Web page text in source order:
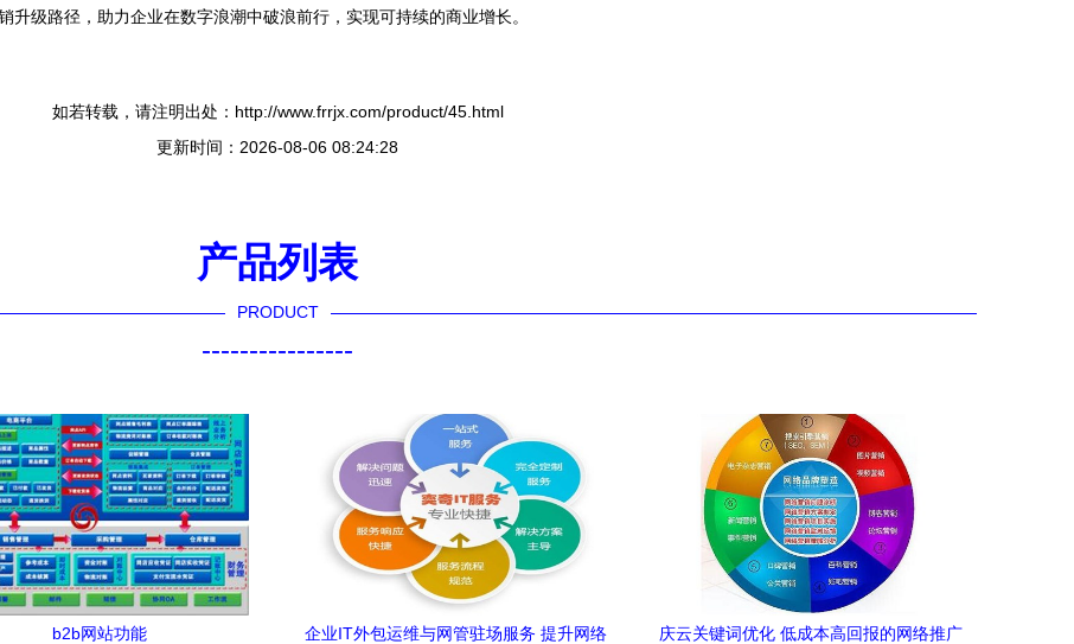
级路径，助力企业在数字浪潮中破浪前行，实现可持续的商业增长。
如若转载，请注明出处：http://www.frrjx.com/product/45.html
更新时间：2026-08-06 08:24:28
产品列表
PRODUCT
----------------
b2b网站功能
企业IT外包运维与网管驻场服务 提升网络
庆云关键词优化 低成本高回报的网络推广